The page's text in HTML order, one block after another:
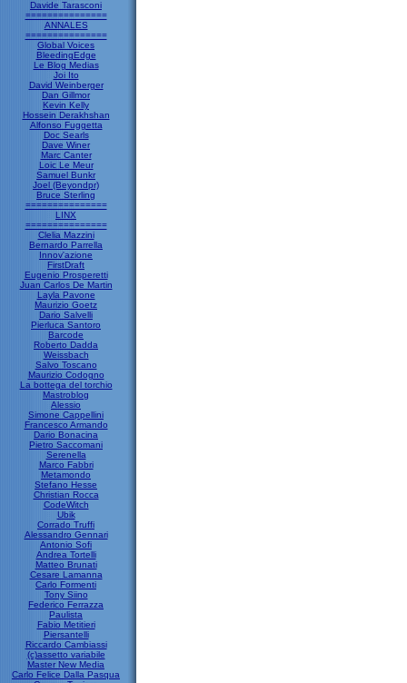
Davide Tarasconi
===============
ANNALES
===============
Global Voices
BleedingEdge
Le Blog Medias
Joi Ito
David Weinberger
Dan Gillmor
Kevin Kelly
Hossein Derakhshan
Alfonso Fuggetta
Doc Searls
Dave Winer
Marc Canter
Loic Le Meur
Samuel Bunkr
Joel (Beyondpr)
Bruce Sterling
===============
LINX
===============
Clelia Mazzini
Bernardo Parrella
Innov'azione
FirstDraft
Eugenio Prosperetti
Juan Carlos De Martin
Layla Pavone
Maurizio Goetz
Dario Salvelli
Pierluca Santoro
Barcode
Roberto Dadda
Weissbach
Salvo Toscano
Maurizio Codogno
La bottega del torchio
Mastroblog
Alessio
Simone Cappellini
Francesco Armando
Dario Bonacina
Pietro Saccomani
Serenella
Marco Fabbri
Metamondo
Stefano Hesse
Christian Rocca
CodeWitch
Ubik
Corrado Truffi
Alessandro Gennari
Antonio Sofi
Andrea Tortelli
Matteo Brunati
Cesare Lamanna
Carlo Formenti
Tony Siino
Federico Ferrazza
Paulista
Fabio Metitieri
Piersantelli
Riccardo Cambiassi
(c)assetto variabile
Master New Media
Carlo Felice Dalla Pasqua